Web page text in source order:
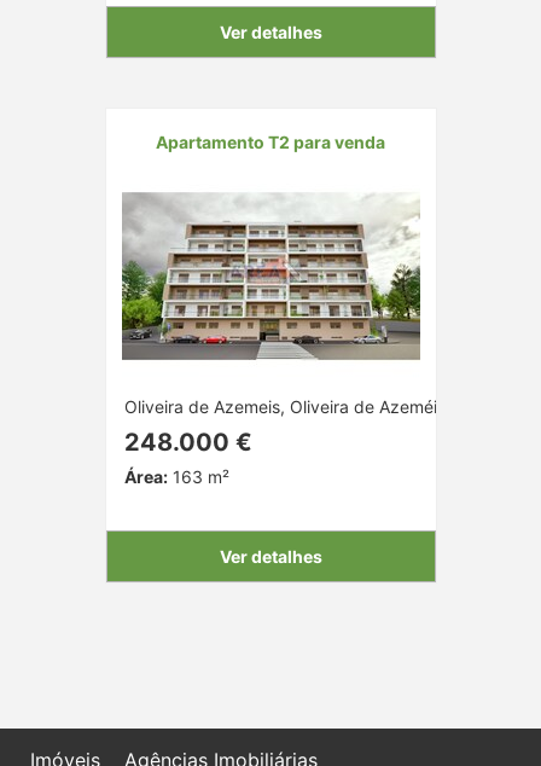
Ver detalhes
Apartamento T2 para venda
Oliveira de Azemeis, Oliveira de Azeméis, Aveiro
248.000 €
Área:163 m²
Ver detalhes
Imóveis Agências Imobiliárias